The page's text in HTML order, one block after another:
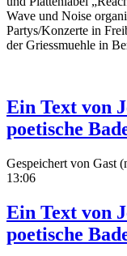
Wave und Noise
Partys/Konzerte in
der Griessmuehle in
Ein Text von
poetische
Gespeichert von Gast
13:06
Ein Text von
poetische